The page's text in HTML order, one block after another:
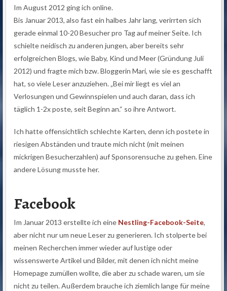
Im August 2012 ging ich online.
Bis Januar 2013, also fast ein halbes Jahr lang, verirrten sich
gerade einmal 10-20 Besucher pro Tag auf meiner Seite. Ich
schielte neidisch zu anderen jungen, aber bereits sehr
erfolgreichen Blogs, wie Baby, Kind und Meer (Gründung Juli
2012) und fragte mich bzw. Bloggerin Mari, wie sie es geschafft
hat, so viele Leser anzuziehen. „Bei mir liegt es viel an
Verlosungen und Gewinnspielen und auch daran, dass ich
täglich 1-2x poste, seit Beginn an.“ so ihre Antwort.
Ich hatte offensichtlich schlechte Karten, denn ich postete in
riesigen Abständen und traute mich nicht (mit meinen
mickrigen Besucherzahlen) auf Sponsorensuche zu gehen. Eine
andere Lösung musste her.
Facebook
Im Januar 2013 erstellte ich eine Nestling-Facebook-Seite,
aber nicht nur um neue Leser zu generieren. Ich stolperte bei
meinen Recherchen immer wieder auf lustige oder
wissenswerte Artikel und Bilder, mit denen ich nicht meine
Homepage zumüllen wollte, die aber zu schade waren, um sie
nicht zu teilen. Außerdem brauche ich ziemlich lange für meine